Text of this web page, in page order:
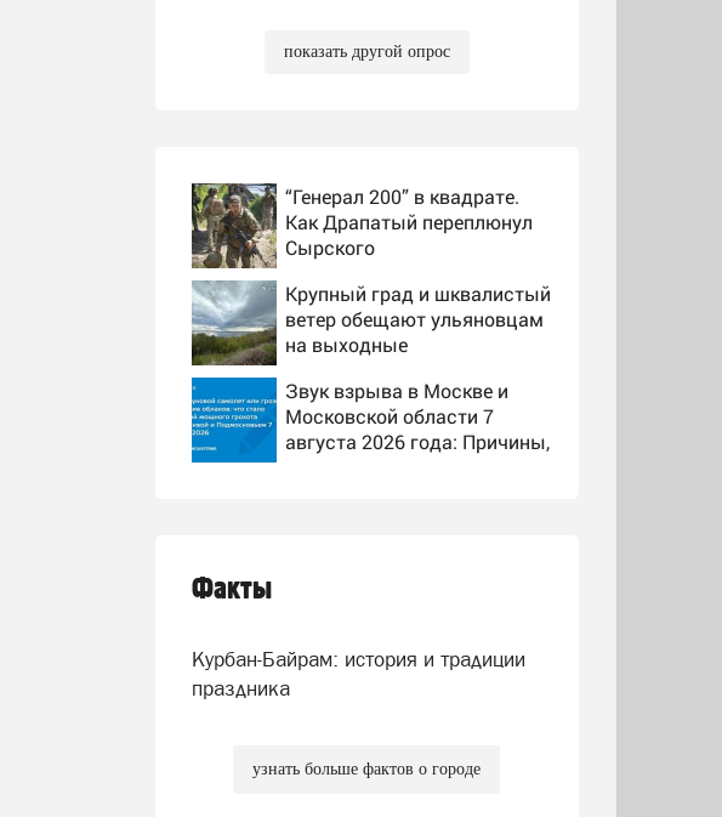
показать другой опрос
“Генерал 200” в квадрате.
Как Драпатый переплюнул
Сырского
Крупный град и шквалистый
ветер обещают ульяновцам
на выходные
Звук взрыва в Москве и
Московской области 7
августа 2026 года: Причины,
Факты
Курбан-Байрам: история и традиции
праздника
узнать больше фактов о городе